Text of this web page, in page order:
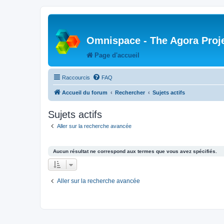
Omnispace - The Agora
Page d'accueil
Raccourcis FAQ
Accueil du forum Rechercher Sujets actifs
Sujets actifs
Aller sur la recherche avancée
Aucun résultat ne correspond aux termes que vous avez spécifiés.
Aller sur la recherche avancée